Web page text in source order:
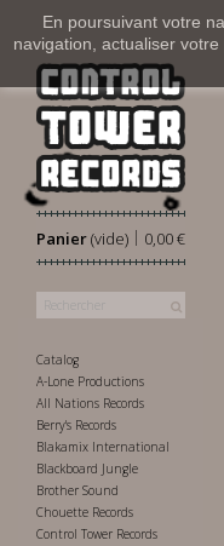
En poursuivant votre
navigation, actualiser
Panier 0,00 €
|
(vide)
Catalog
A-Lone Productions
All Nations Records
Berry's Records
Blakamix International
Blackboard Jungle
Brother Sound
Chouette Records
Control Tower Records